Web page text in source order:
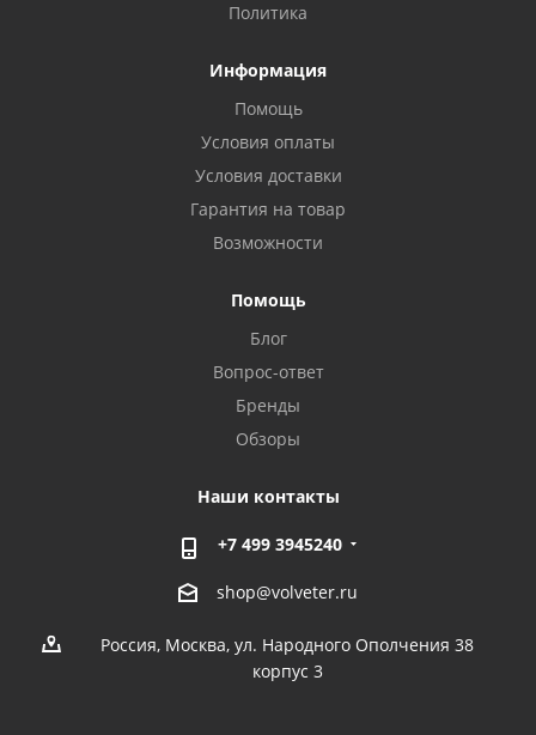
Политика
Информация
Помощь
Условия оплаты
Условия доставки
Гарантия на товар
Возможности
Помощь
Блог
Вопрос-ответ
Бренды
Обзоры
Наши контакты
+7 499 3945240
shop@volveter.ru
Россия, Москва, ул. Народного Ополчения 38
корпус 3